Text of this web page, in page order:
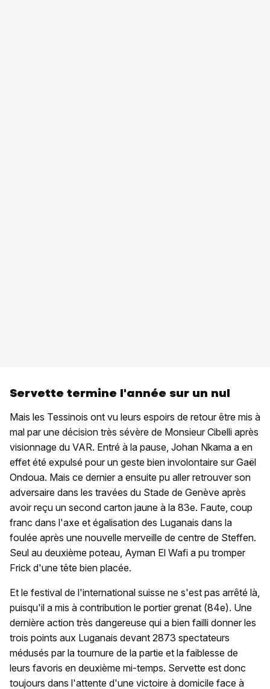
Servette termine l'année sur un nul
Mais les Tessinois ont vu leurs espoirs de retour être mis à
mal par une décision très sévère de Monsieur Cibelli après
visionnage du VAR. Entré à la pause, Johan Nkama a en
effet été expulsé pour un geste bien involontaire sur Gaël
Ondoua. Mais ce dernier a ensuite pu aller retrouver son
adversaire dans les travées du Stade de Genève après
avoir reçu un second carton jaune à la 83e. Faute, coup
franc dans l'axe et égalisation des Luganais dans la
foulée après une nouvelle merveille de centre de Steffen.
Seul au deuxième poteau, Ayman El Wafi a pu tromper
Frick d'une tête bien placée.
Et le festival de l'international suisse ne s'est pas arrêté là,
puisqu'il a mis à contribution le portier grenat (84e). Une
dernière action très dangereuse qui a bien failli donner les
trois points aux Luganais devant 2873 spectateurs
médusés par la tournure de la partie et la faiblesse de
leurs favoris en deuxième mi-temps. Servette est donc
toujours dans l'attente d'une victoire à domicile face à